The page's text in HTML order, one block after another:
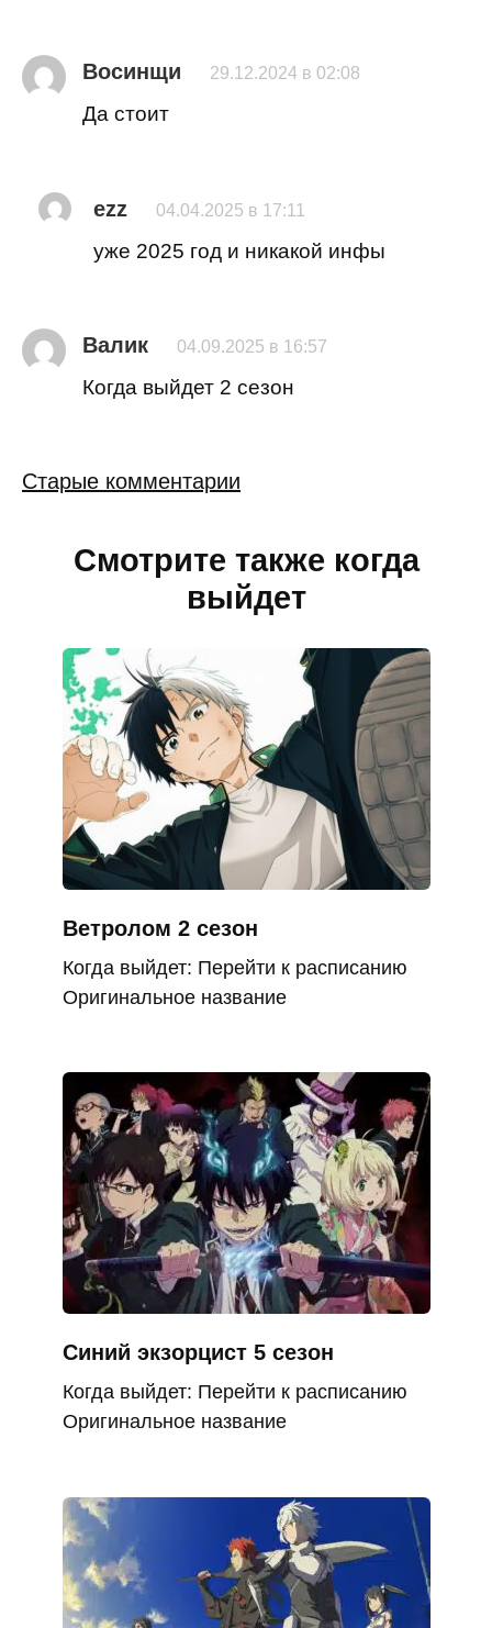
Восинщи 29.12.2024 в 02:08
Да стоит
ezz 04.04.2025 в 17:11
уже 2025 год и никакой инфы
Валик 04.09.2025 в 16:57
Когда выйдет 2 сезон
Навигация
комментариям
Старые комментарии
Смотрите также когда
выйдет
Ветролом 2 сезон
Когда выйдет: Перейти к расписанию
Оригинальное название
Синий экзорцист 5 сезон
Когда выйдет: Перейти к расписанию
Оригинальное название